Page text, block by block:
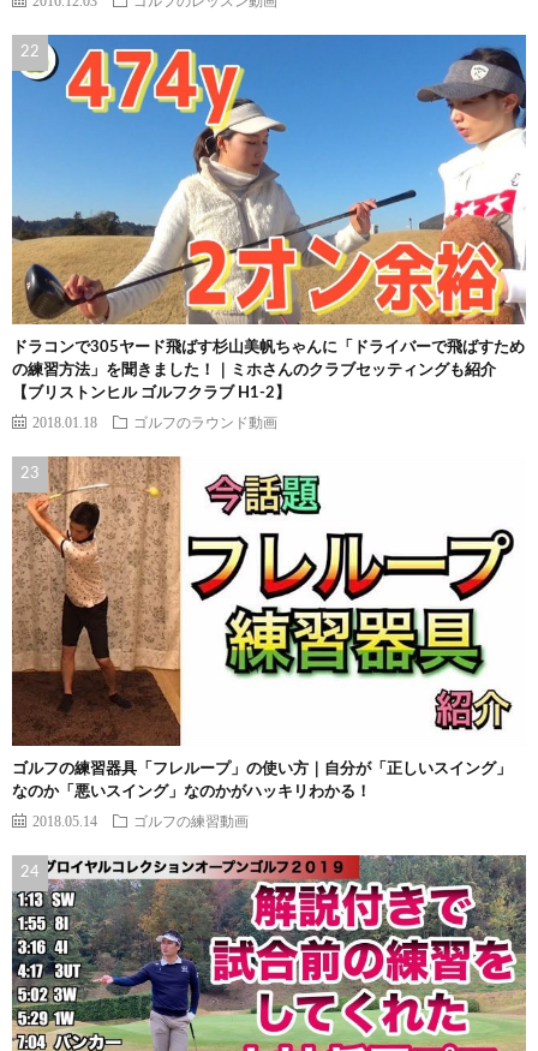
ドラコンで305ヤード飛ばす杉山美帆ちゃんに「ドライバーで飛ばすため
の練習方法」を聞きました！｜ミホさんのクラブセッティングも紹介
【ブリストンヒル ゴルフクラブ H1-2】
2018.01.18 ゴルフのラウンド動画
ゴルフの練習器具「フレループ」の使い方｜自分が「正しいスイング」
なのか「悪いスイング」なのかがハッキリわかる！
2018.05.14 ゴルフの練習動画